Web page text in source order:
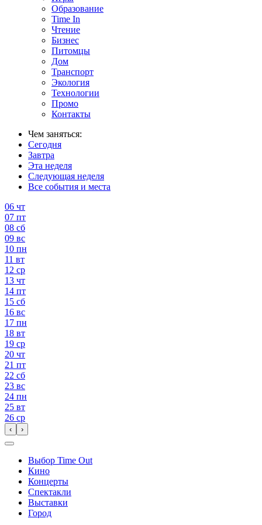
Образование
Time In
Чтение
Бизнес
Питомцы
Дом
Транспорт
Экология
Технологии
Промо
Контакты
Чем заняться:
Сегодня
Завтра
Эта неделя
Следующая неделя
Все события и места
06 чт
07 пт
08 сб
09 вс
10 пн
11 вт
12 ср
13 чт
14 пт
15 сб
16 вс
17 пн
18 вт
19 ср
20 чт
21 пт
22 сб
23 вс
24 пн
25 вт
26 ср
‹ ›
Выбор Time Out
Кино
Концерты
Спектакли
Выставки
Город